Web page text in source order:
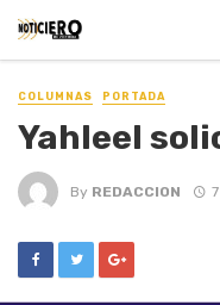
COLUMNAS PORTADA
Yahleel
By REDACCION